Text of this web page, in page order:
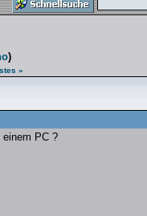
)
»
einem PC ?